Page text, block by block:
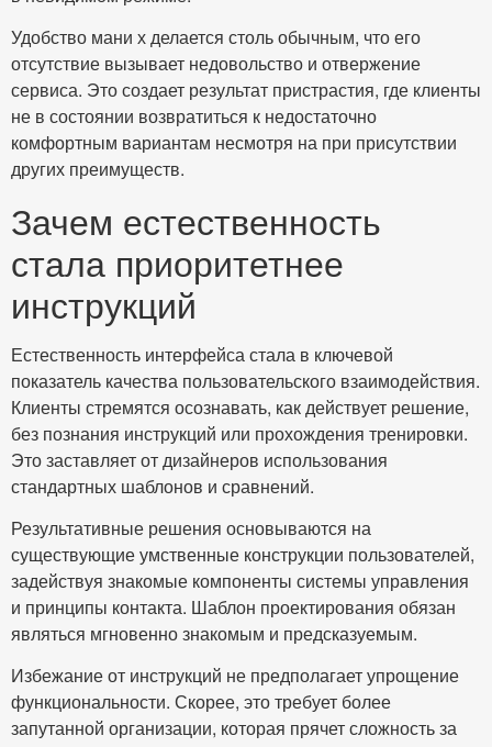
Удобство мани х делается столь обычным, что его
отсутствие вызывает недовольство и отвержение
сервиса. Это создает результат пристрастия, где клиенты
не в состоянии возвратиться к недостаточно
комфортным вариантам несмотря на при присутствии
других преимуществ.
Зачем естественность
стала приоритетнее
инструкций
Естественность интерфейса стала в ключевой
показатель качества пользовательского взаимодействия.
Клиенты стремятся осознавать, как действует решение,
без познания инструкций или прохождения тренировки.
Это заставляет от дизайнеров использования
стандартных шаблонов и сравнений.
Результативные решения основываются на
существующие умственные конструкции пользователей,
задействуя знакомые компоненты системы управления
и принципы контакта. Шаблон проектирования обязан
являться мгновенно знакомым и предсказуемым.
Избежание от инструкций не предполагает упрощение
функциональности. Скорее, это требует более
запутанной организации, которая прячет сложность за